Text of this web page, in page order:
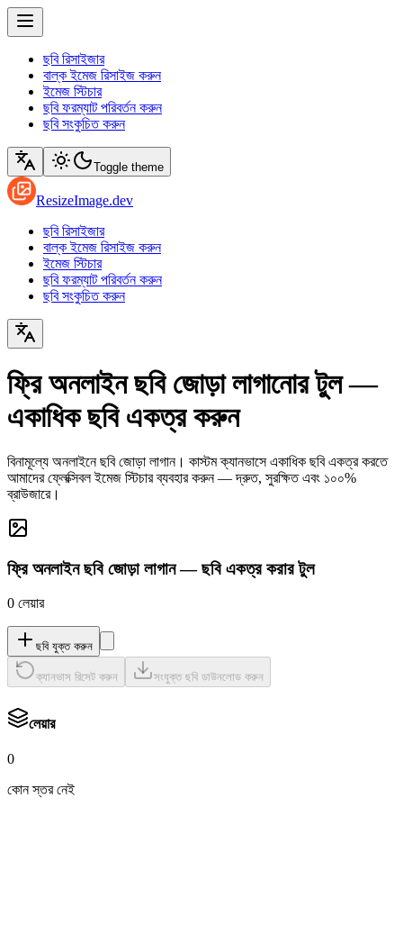
ছবি রিসাইজার
বাল্ক ইমেজ রিসাইজ করুন
ইমেজ স্টিচার
ছবি ফরম্যাট পরিবর্তন করুন
ছবি সংকুচিত করুন
Toggle theme
ResizeImage.dev
ছবি রিসাইজার
বাল্ক ইমেজ রিসাইজ করুন
ইমেজ স্টিচার
ছবি ফরম্যাট পরিবর্তন করুন
ছবি সংকুচিত করুন
ফ্রি অনলাইন ছবি জোড়া লাগানোর টুল —
একাধিক ছবি একত্র করুন
বিনামূল্যে অনলাইনে ছবি জোড়া লাগান। কাস্টম ক্যানভাসে একাধিক ছবি একত্র করতে
আমাদের ফ্লেক্সিবল ইমেজ স্টিচার ব্যবহার করুন — দ্রুত, সুরক্ষিত এবং ১০০%
ব্রাউজারে।
ফ্রি অনলাইন ছবি জোড়া লাগান — ছবি একত্র করার টুল
0 লেয়ার
ছবি যুক্ত করুন
ক্যানভাস রিসেট করুন সংযুক্ত ছবি ডাউনলোড করুন
লেয়ার
0
কোন স্তর নেই